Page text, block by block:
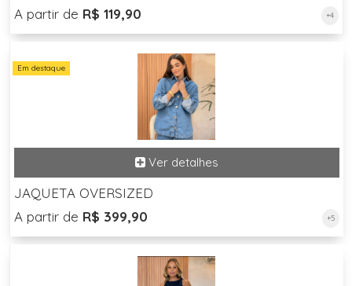
A partir de R$ 119,90 +4
Em destaque
JAQUETA OVERSIZED
A partir de R$ 399,90 +5